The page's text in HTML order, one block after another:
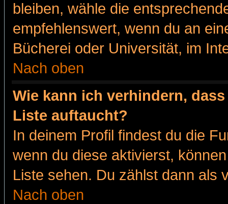
bleiben, wähle die
empfehlenswert, wenn du an
Bücherei oder Universität, im
Nach oben
Wie kann ich verhindern,
Liste auftaucht?
In deinem Profil findest du die
wenn du diese aktivierst,
Liste sehen. Du zählst dann als
Nach oben